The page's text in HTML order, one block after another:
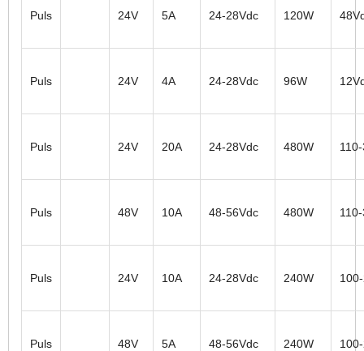
Puls 24V 5A 24-28Vdc 120W
Puls 24V 4A 24-28Vdc 96W
Puls 24V 20A 24-28Vdc 480W
Puls 48V 10A 48-56Vdc 480W
Puls 24V 10A 24-28Vdc 240W
Puls 48V 5A 48-56Vdc 240W